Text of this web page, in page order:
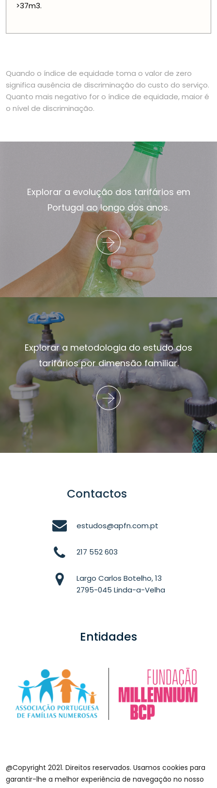
>37m3.
Quando o índice de equidade toma o valor de zero
significa ausência de discriminação do custo do serviço.
Quanto mais negativo for o índice de equidade, maior é
o nível de discriminação.
Explorar a evolução dos tarifários em
Portugal ao longo dos anos.
Explorar a metodologia do estudo dos
tarifários por dimensão familiar.
Contactos
estudos@apfn.com.pt
217 552 603
Largo Carlos Botelho, 13
2795-045 Linda-a-Velha
Entidades
@Copyright 2021. Direitos reservados. Usamos cookies para
garantir-lhe a melhor experiência de navegação no nosso